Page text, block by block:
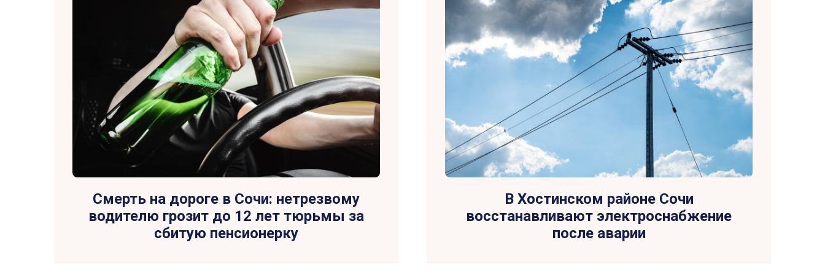
Смерть на дороге в Сочи: нетрезвому
водителю грозит до 12 лет тюрьмы за
сбитую пенсионерку
В Хостинском районе Сочи
восстанавливают электроснабжение
после аварии